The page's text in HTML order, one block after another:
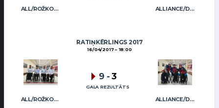
ALL/ROŽKOVA ALLIANCE/DIMBOVSKIS
RATIŅKĒRLINGS 2017
16/04/2017 18:00
ALL/ROŽKOVA ALLIANCE/DIMBOVSKIS
9 -3
GALA REZULTĀTS